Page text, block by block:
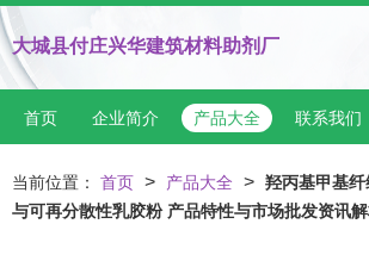
大城县付庄兴华建筑材料助剂厂
首页 企业简介 产品大全 联系我们
当前位置： 首页 > 产品大全 > 羟丙基甲基
与可再分散性乳胶粉 产品特性与市场批发资讯